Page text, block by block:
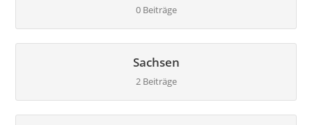
0 Beiträge
Sachsen
2 Beiträge